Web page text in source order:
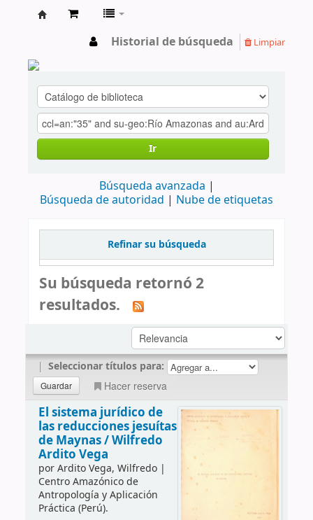
Historial de búsqueda Limpiar
Ir
Búsqueda avanzada
Búsqueda de autoridad
Nube de etiquetas
Refinar su búsqueda
Su búsqueda retornó 2
resultados.
| Seleccionar títulos para:
Hacer reserva
El sistema jurídico de
las reducciones jesuítas
de Maynas /Wilfredo
Ardito Vega
porArdito Vega, Wilfredo|
Centro Amazónico de
Antropología y Aplicación
Práctica (Perú).